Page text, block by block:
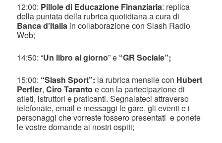
12:00: Pillole di Educazione Finanziaria: replica
della puntata della rubrica quotidiana a cura di
Banca d’Italia in collaborazione con Slash Radio
Web;
14:50: “Un libro al giorno” e “GR Sociale”;
15:00: “Slash Sport”: la rubrica mensile con Hubert
Perfler,Ciro Taranto e con la partecipazione di
atleti, istruttori e praticanti. Segnalateci attraverso
telefonate, email e messaggi le gare, gli eventi e i
personaggi che vorreste fossero presentati e ponete
le vostre domande ai nostri ospiti;